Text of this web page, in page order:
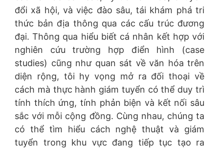
đổi xã hội, và việc đào sâu, tái khám phá tri
thức bản địa thông qua các cấu trúc đương
đại. Thông qua hiểu biết cá nhân kết hợp với
nghiên cứu trường hợp điển hình (case
studies) cũng như quan sát về văn hóa trên
diện rộng, tôi hy vọng mở ra đối thoại về
cách mà thực hành giám tuyển có thể duy trì
tính thích ứng, tính phản biện và kết nối sâu
sắc với mỗi cộng đồng. Cùng nhau, chúng ta
có thể tìm hiểu cách nghệ thuật và giám
tuyển trong khu vực đang tiếp tục tạo ra